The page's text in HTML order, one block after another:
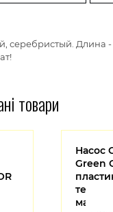
серебристый. Длина -
товари
Насос
Green